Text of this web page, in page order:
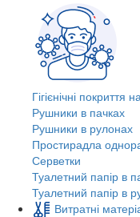
Гігієнічні покриття
Рушники в пачках
Рушники в рулонах
Простирадла
Серветки
Туалетний папір в
Туалетний папір в
Витратні